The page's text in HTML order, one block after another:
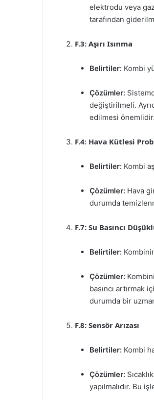
elektrodu veya
tarafından
F.3: Aşırı Isınma
Belirtiler: Kombi
Çözümler:
değiştirilmeli.
edilmesi önemlidir.
F.4: Hava Kütlesi
Belirtiler: Kombi
Çözümler: Hava
durumda
F.7: Su Basıncı
Belirtiler:
Çözümler:
basıncı artırmak
durumda bir
F.8: Sensör Arızası
Belirtiler: Kombi
Çözümler:
yapılmalıdır. Bu